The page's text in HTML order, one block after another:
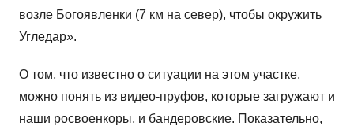
возле Богоявленки (7 км на север), чтобы окружить
Угледар».
О том, что известно о ситуации на этом участке,
можно понять из видео-пруфов, которые загружают и
наши росвоенкоры, и бандеровские. Показательно,